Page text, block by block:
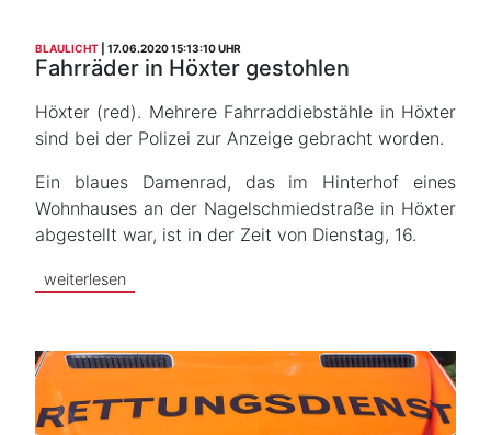
BLAULICHT 17.06.2020 15:13:10 UHR
Fahrräder in Höxter gestohlen
Höxter (red). Mehrere Fahrraddiebstähle in Höxter
sind bei der Polizei zur Anzeige gebracht worden.
Ein blaues Damenrad, das im Hinterhof eines
Wohnhauses an der Nagelschmiedstraße in Höxter
abgestellt war, ist in der Zeit von Dienstag, 16.
weiterlesen